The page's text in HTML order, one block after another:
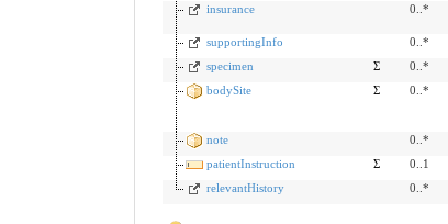
insurance 0..*
supportingInfo 0..*
specimen
Σ 0..*
bodySite
Σ 0..*
note
0..*
patientInstruction
Σ 0..1
relevantHistory
0..*